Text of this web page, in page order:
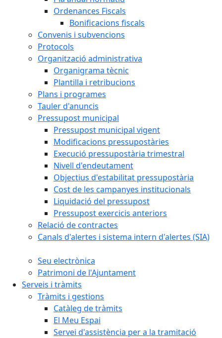
Ordenances Fiscals
Bonificacions fiscals
Convenis i subvencions
Protocols
Organització administrativa
Organigrama tècnic
Plantilla i retribucions
Plans i programes
Tauler d'anuncis
Pressupost municipal
Pressupost municipal vigent
Modificacions pressupostàries
Execució pressupostària trimestral
Nivell d'endeutament
Objectius d'estabilitat pressupostària
Cost de les campanyes institucionals
Liquidació del pressupost
Pressupost exercicis anteriors
Relació de contractes
Canals d'alertes i sistema intern d'alertes (SIA)
Seu electrònica
Patrimoni de l'Ajuntament
Serveis i tràmits
Tràmits i gestions
Catàleg de tràmits
El Meu Espai
Servei d'assistència per a la tramitació